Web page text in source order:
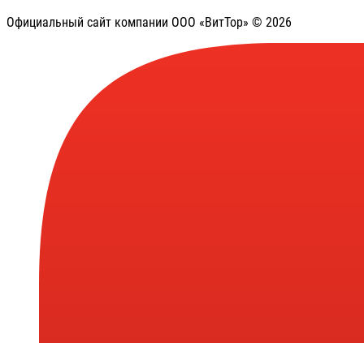
Официальный сайт компании ООО «ВитТор» © 2026